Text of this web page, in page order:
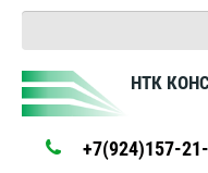
НТК
+7(924)157-